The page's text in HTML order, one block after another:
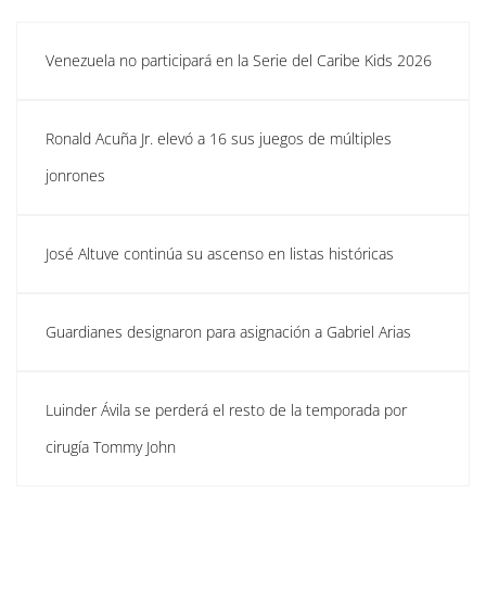
Venezuela no participará en la Serie del Caribe Kids 2026
Ronald Acuña Jr. elevó a 16 sus juegos de múltiples
jonrones
José Altuve continúa su ascenso en listas históricas
Guardianes designaron para asignación a Gabriel Arias
Luinder Ávila se perderá el resto de la temporada por
cirugía Tommy John